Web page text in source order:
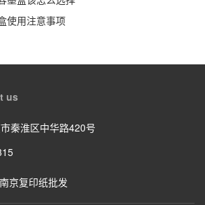
使用注意事项
us
秦淮区中华路420号
南京复印纸批发